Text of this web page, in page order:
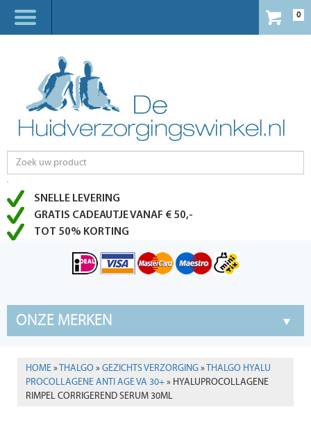
0
SNELLE LEVERING
GRATIS CADEAUTJE VANAF € 50,-
TOT 50% KORTING
ONZE MERKEN
HOME»THALGO »GEZICHTS VERZORGING»THALGO HYALU
PROCOLLAGENE ANTI AGE VA 30+» HYALUPROCOLLAGENE
RIMPEL CORRIGEREND SERUM 30ML